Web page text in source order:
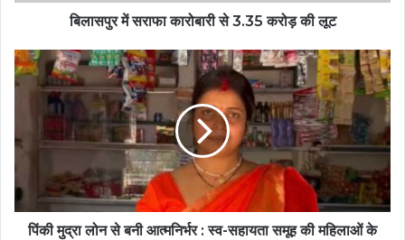
बिलासपुर में सराफा कारोबारी से 3.35 करोड़ की लूट
पिंकी मुद्रा लोन से बनी आत्मनिर्भर : स्व-सहायता समूह की महिलाओं के